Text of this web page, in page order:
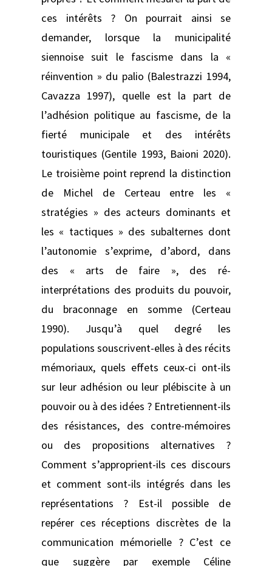
ces intérêts ? On pourrait ainsi se
demander, lorsque la municipalité
siennoise suit le fascisme dans la «
réinvention » du palio (Balestrazzi 1994,
Cavazza 1997), quelle est la part de
l’adhésion politique au fascisme, de la
fierté municipale et des intérêts
touristiques (Gentile 1993, Baioni 2020).
Le troisième point reprend la distinction
de Michel de Certeau entre les «
stratégies » des acteurs dominants et
les « tactiques » des subalternes dont
l’autonomie s’exprime, d’abord, dans
des « arts de faire », des ré-
interprétations des produits du pouvoir,
du braconnage en somme (Certeau
1990). Jusqu’à quel degré les
populations souscrivent-elles à des récits
mémoriaux, quels effets ceux-ci ont-ils
sur leur adhésion ou leur plébiscite à un
pouvoir ou à des idées ? Entretiennent-ils
des résistances, des contre-mémoires
ou des propositions alternatives ?
Comment s’approprient-ils ces discours
et comment sont-ils intégrés dans les
représentations ? Est-il possible de
repérer ces réceptions discrètes de la
communication mémorielle ? C’est ce
que suggère par exemple Céline